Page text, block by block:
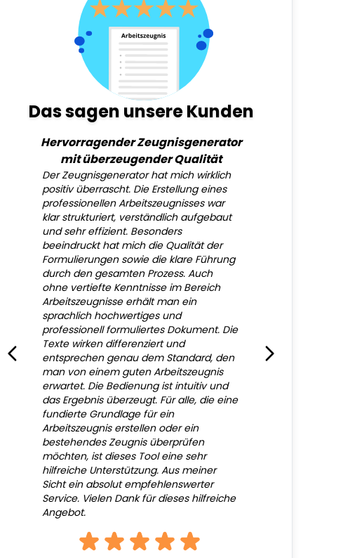
Das sagen unsere Kunden
Hervorragender Zeugnisgenerator
mit überzeugender Qualität
Der Zeugnisgenerator hat mich wirklich
positiv überrascht. Die Erstellung eines
professionellen Arbeitszeugnisses war
klar strukturiert, verständlich aufgebaut
und sehr effizient. Besonders
beeindruckt hat mich die Qualität der
Formulierungen sowie die klare Führung
durch den gesamten Prozess. Auch
ohne vertiefte Kenntnisse im Bereich
Arbeitszeugnisse erhält man ein
sprachlich hochwertiges und
professionell formuliertes Dokument. Die
Texte wirken differenziert und
entsprechen genau dem Standard, den
man von einem guten Arbeitszeugnis
erwartet. Die Bedienung ist intuitiv und
das Ergebnis überzeugt. Für alle, die eine
fundierte Grundlage für ein
Arbeitszeugnis erstellen oder ein
bestehendes Zeugnis überprüfen
möchten, ist dieses Tool eine sehr
hilfreiche Unterstützung. Aus meiner
Sicht ein absolut empfehlenswerter
Service. Vielen Dank für dieses hilfreiche
Angebot.